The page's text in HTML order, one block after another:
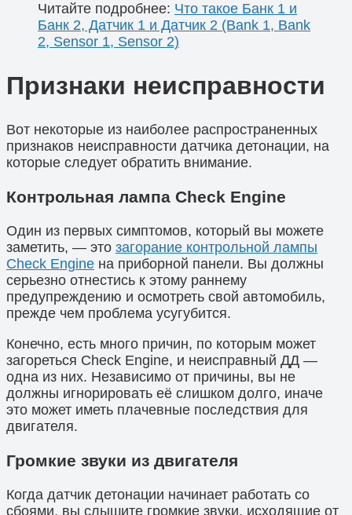
Читайте подробнее: Что такое Банк 1 и
Банк 2, Датчик 1 и Датчик 2 (Bank 1, Bank
2, Sensor 1, Sensor 2)
Признаки неисправности
Вот некоторые из наиболее распространенных
признаков неисправности датчика детонации, на
которые следует обратить внимание.
Контрольная лампа Check Engine
Один из первых симптомов, который вы можете
заметить, — это загорание контрольной лампы
Check Engine на приборной панели. Вы должны
серьезно отнестись к этому раннему
предупреждению и осмотреть свой автомобиль,
прежде чем проблема усугубится.
Конечно, есть много причин, по которым может
загореться Check Engine, и неисправный ДД —
одна из них. Независимо от причины, вы не
должны игнорировать её слишком долго, иначе
это может иметь плачевные последствия для
двигателя.
Громкие звуки из двигателя
Когда датчик детонации начинает работать со
сбоями, вы слышите громкие звуки, исходящие от